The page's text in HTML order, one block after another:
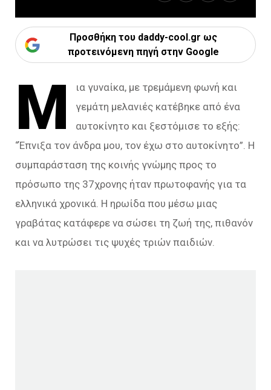
Προσθήκη του daddy-cool.gr ως
προτεινόμενη πηγή στην Google
Μ
ια γυναίκα, με τρεμάμενη φωνή και
γεμάτη μελανιές κατέβηκε από ένα
αυτοκίνητο και ξεστόμισε το εξής:
“Έπνιξα τον άνδρα μου, τον έχω στο αυτοκίνητο”. Η
συμπαράσταση της κοινής γνώμης προς το
πρόσωπο της 37χρονης ήταν πρωτοφανής για τα
ελληνικά χρονικά. Η ηρωίδα που μέσω μιας
γραβάτας κατάφερε να σώσει τη ζωή της, πιθανόν
και να λυτρώσει τις ψυχές τριών παιδιών.